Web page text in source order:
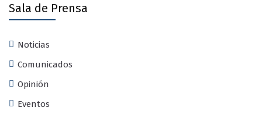
Sala de Prensa
Noticias
Comunicados
Opinión
Eventos